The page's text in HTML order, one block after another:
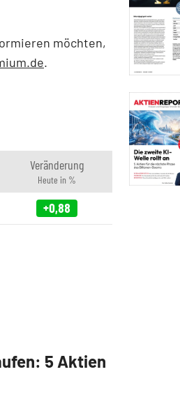
möchten,
.
Veränderung
Heute in %
+0,88
5 Aktien